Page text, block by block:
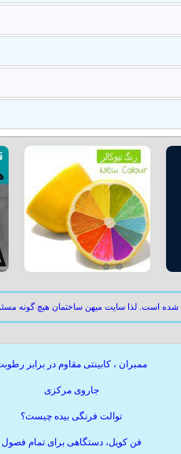
است. لذا سایت میهن ساختمان هیچ گونه
ممبران ، کابینتی مقاوم در برابر
جاروی مرکزی
توالت فرنگی بیده چیست؟
فن کویل، دستگاهی برای تمام فصول